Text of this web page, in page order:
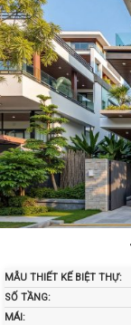
MẪU THIẾT KẾ BIỆT THỰ:
SỐ TẦNG:
MÁI: